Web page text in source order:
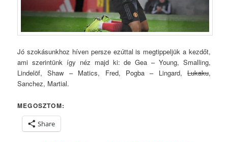
Jó szokásunkhoz híven persze ezúttal is megtippeljük a kezdőt,
ami szerintünk így néz majd ki: de Gea – Young, Smalling,
Lindelöf, Shaw – Matics, Fred, Pogba – Lingard, Lukaku,
Sanchez, Martial.
MEGOSZTOM:
Share